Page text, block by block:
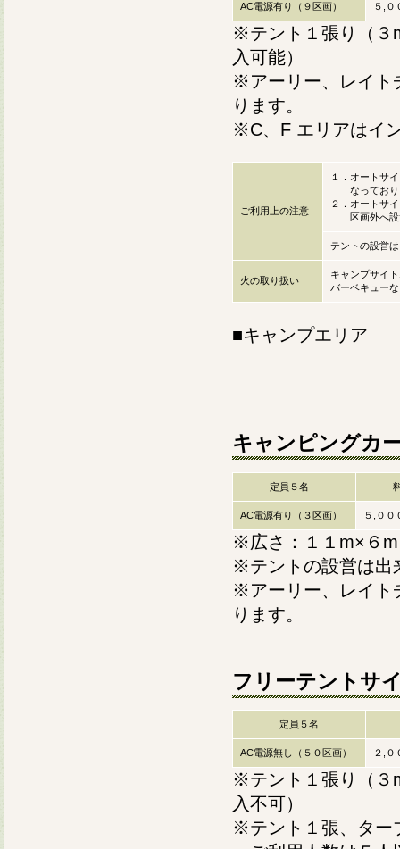
AC電源有り（９区画） ５,０
※テント１張り（
入可能）
※アーリー、レイト
ります。
※C、F エリアはイ
ご利用上の注意
１．オートサ
なっており
２．オートサ
区画外へ設
テントの設営
火の取り扱い
キャンプサイ
バーベキュー
■キャンプエリア
キャンピングカ
定員５名 料
AC電源有り（３区画） ５,００
※広さ：１１m×
※テントの設営は出
※アーリー、レイト
ります。
フリーテントサ
定員５名
AC電源無し（５０区画） ２,０
※テント１張り（
入不可）
※テント１張、ター